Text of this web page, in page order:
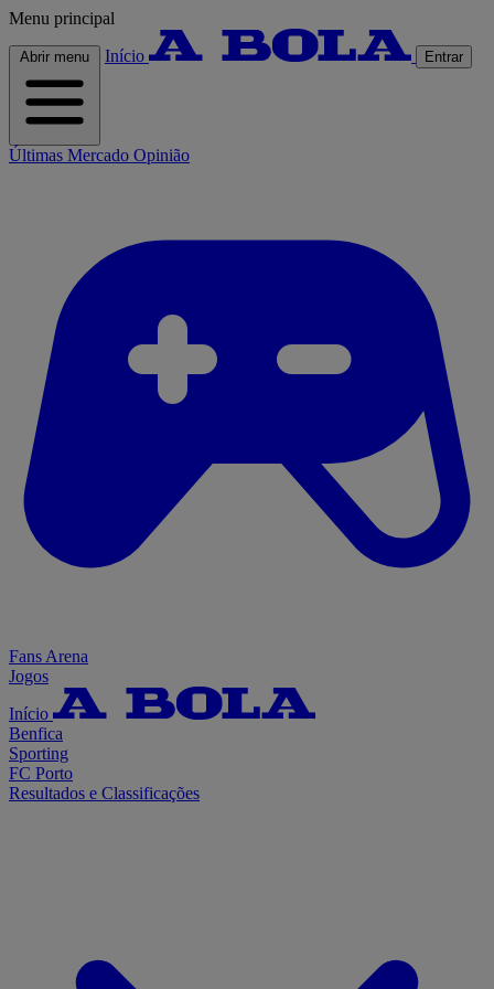
Menu principal
Abrir menu Início Entrar
Últimas Mercado Opinião
Fans Arena
Jogos
Início
Benfica
Sporting
FC Porto
Resultados e Classificações